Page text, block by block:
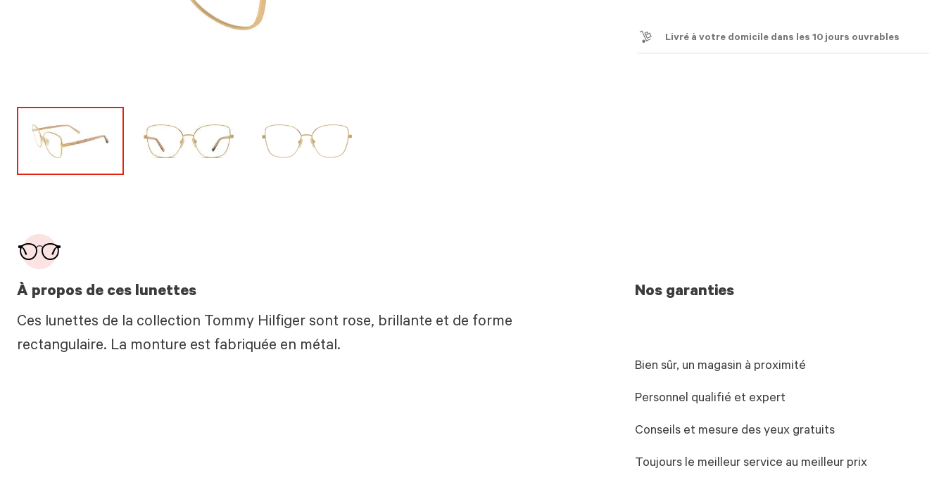
Livré à votre domicile dans les 10 jours ouvrables
À propos de ces lunettes
Ces lunettes de la collection Tommy Hilfiger sont rose, brillante et de forme
rectangulaire. La monture est fabriquée en métal.
Nos garanties
Bien sûr, un magasin à proximité
Personnel qualifié et expert
Conseils et mesure des yeux gratuits
Toujours le meilleur service au meilleur prix